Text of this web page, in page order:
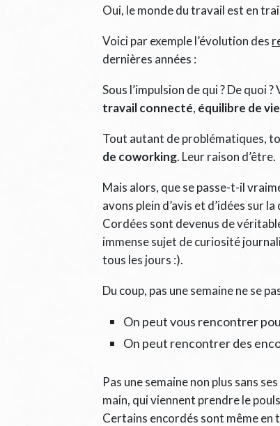
Oui, le monde du travail est en
Voici par exemple l’évolution des
dernières années :
Sous l’impulsion de qui ? De quoi
travail connecté, équilibre de vie
Tout autant de problématiques,
de coworking. Leur raison d’être.
Mais alors, que se passe-t-il
avons plein d’avis et d’idées sur
Cordées sont devenus de
immense sujet de curiosité
tous les jours :).
Du coup, pas une semaine ne se
On peut vous rencontrer
On peut rencontrer des
Pas une semaine non plus sans
main, qui viennent prendre le
Certains encordés sont même en